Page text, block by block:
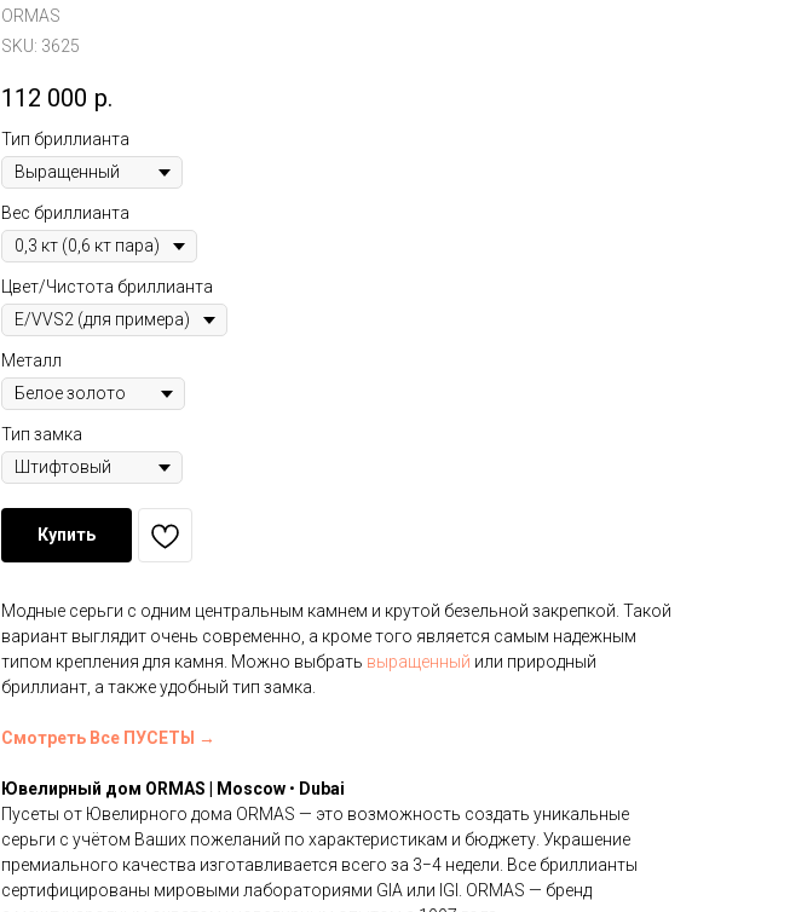
ORMAS
SKU: 3625
112 000 р.
Тип бриллианта
Вес бриллианта
Цвет/Чистота бриллианта
Металл
Тип замка
Купить
Модные серьги с одним центральным камнем и крутой безельной закрепкой. Такой
вариант выглядит очень современно, а кроме того является самым надежным
типом крепления для камня. Можно выбрать выращенный или природный
бриллиант, а также удобный тип замка.
Смотреть Все ПУСЕТЫ →
Ювелирный дом ORMAS | Moscow • Dubai
Пусеты от Ювелирного дома ORMAS — это возможность создать уникальные
серьги с учётом Ваших пожеланий по характеристикам и бюджету. Украшение
премиального качества изготавливается всего за 3−4 недели. Все бриллианты
сертифицированы мировыми лабораториями GIA или IGI. ORMAS — бренд